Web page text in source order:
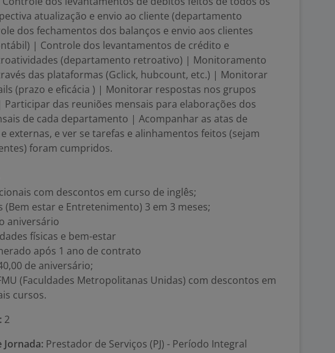
atualização e envio ao cliente (departamento
dos fechamentos dos balanços e envio aos clientes
| Controle dos levantamentos de crédito e
(departamento retroativo) | Monitoramento
das plataformas (Gclick, hubcount, etc.) | Monitorar
(prazo e eficácia ) | Monitorar respostas nos grupos
Participar das reuniões mensais para elaborações dos
de cada departamento | Acompanhar as atas de
externas, e ver se tarefas e alinhamentos feitos (sejam
foram cumpridos.
com descontos em curso de inglês;
(Bem estar e Entretenimento) 3 em 3 meses;
aniversário
físicas e bem-estar
após 1 ano de contrato
de aniversário;
(Faculdades Metropolitanas Unidas) com descontos em
cursos.
2
Prestador de Serviços (PJ) - Período Integral